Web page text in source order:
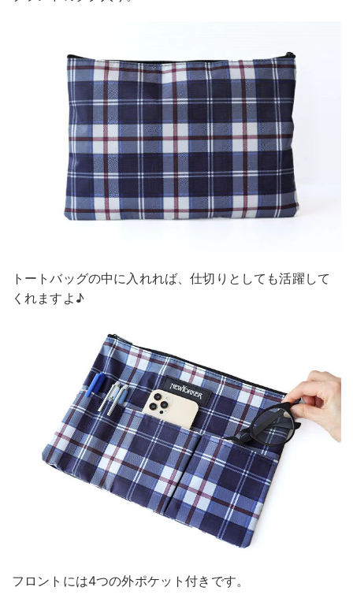
トートバッグの中に入れれば、仕切りとしても活躍して
くれますよ♪
フロントには4つの外ポケット付きです。